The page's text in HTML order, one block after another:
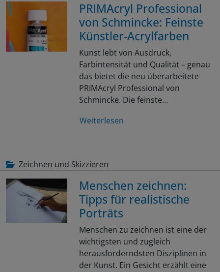
PRIMAcryl Professional
von Schmincke: Feinste
Künstler-Acrylfarben
Kunst lebt von Ausdruck,
Farbintensität und Qualität – genau
das bietet die neu überarbeitete
PRIMAcryl Professional von
Schmincke. Die feinste…
Weiterlesen
Zeichnen und Skizzieren
Menschen zeichnen:
Tipps für realistische
Porträts
Menschen zu zeichnen ist eine der
wichtigsten und zugleich
herausforderndsten Disziplinen in
der Kunst. Ein Gesicht erzählt eine